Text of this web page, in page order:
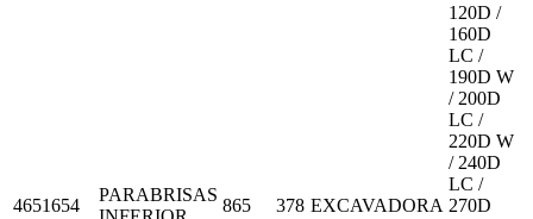
4651654
PARABRISAS
865 378 EXCAVADORA
120D /
160D
LC /
190D W
/ 200D
LC /
220D W
/ 240D
LC /
270D